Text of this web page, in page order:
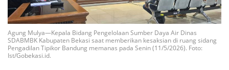
Agung Mulya—Kepala Bidang Pengelolaan Sumber Daya Air Dinas
SDABMBK Kabupaten Bekasi saat memberikan kesaksian di ruang sidang
Pengadilan Tipikor Bandung memanas pada Senin (11/5/2026). Foto:
Ist/Gobekasi.id.